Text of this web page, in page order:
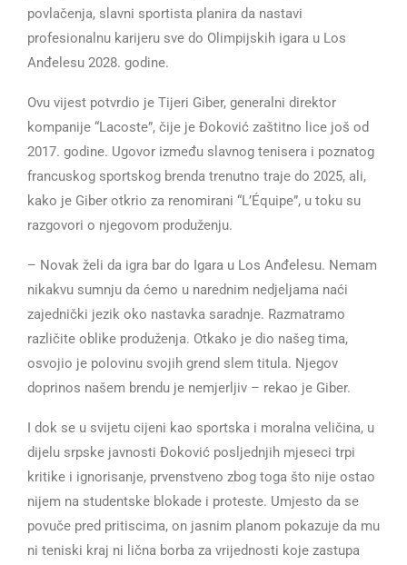
povlačenja, slavni sportista planira da nastavi
profesionalnu karijeru sve do Olimpijskih igara u Los
Anđelesu 2028. godine.
Ovu vijest potvrdio je Tijeri Giber, generalni direktor
kompanije “Lacoste”, čije je Đoković zaštitno lice još od
2017. godine. Ugovor između slavnog tenisera i poznatog
francuskog sportskog brenda trenutno traje do 2025, ali,
kako je Giber otkrio za renomirani “L’Équipe”, u toku su
razgovori o njegovom produženju.
– Novak želi da igra bar do Igara u Los Anđelesu. Nemam
nikakvu sumnju da ćemo u narednim nedjeljama naći
zajednički jezik oko nastavka saradnje. Razmatramo
različite oblike produženja. Otkako je dio našeg tima,
osvojio je polovinu svojih grend slem titula. Njegov
doprinos našem brendu je nemjerljiv – rekao je Giber.
I dok se u svijetu cijeni kao sportska i moralna veličina, u
dijelu srpske javnosti Đoković posljednjih mjeseci trpi
kritike i ignorisanje, prvenstveno zbog toga što nije ostao
nijem na studentske blokade i proteste. Umjesto da se
povuče pred pritiscima, on jasnim planom pokazuje da mu
ni teniski kraj ni lična borba za vrijednosti koje zastupa